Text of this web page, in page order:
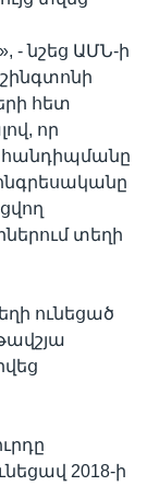
- նշեց ԱՄՆ-ի
հետ
որ
հանդիպմանը
տեղի
ունեցած
2018-ի